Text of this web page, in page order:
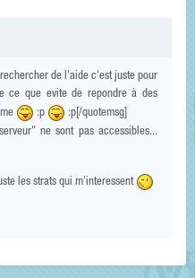
de l'aide c'est juste pour
ce que evite de repondre à des
:p
:p[/quotemsg]
ne sont pas accessibles...
les strats qui m'interessent